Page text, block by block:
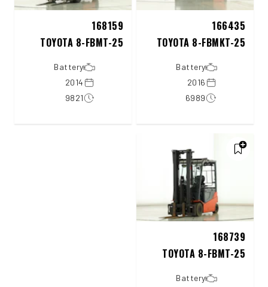
166435
TOYOTA 8-FBMKT-25
Battery
2016
6989
168159
TOYOTA 8-FBMT-25
Battery
2014
9821
168739
TOYOTA 8-FBMT-25
Battery